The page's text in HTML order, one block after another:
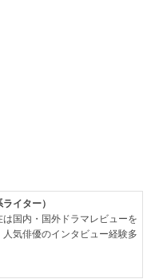
イター）
国内・国外ドラマレビューを
気俳優のインタビュー経験多